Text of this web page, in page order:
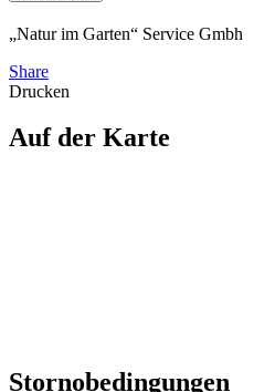
„Natur im Garten“ Service Gmbh
Share
Drucken
Auf der Karte
Stornobedingungen